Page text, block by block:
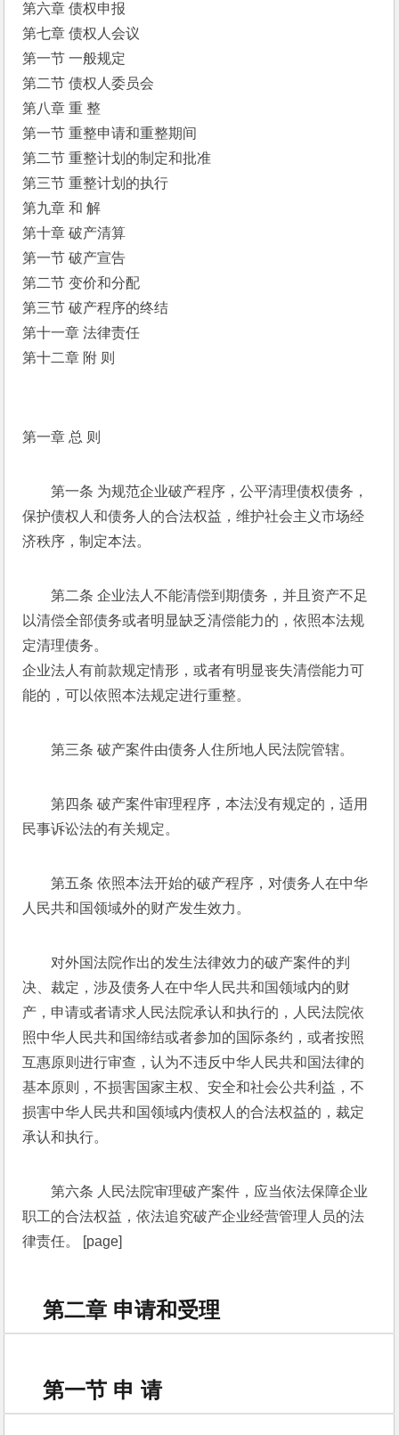
第六章 债权申报
第七章 债权人会议
第一节 一般规定
第二节 债权人委员会
第八章 重 整
第一节 重整申请和重整期间
第二节 重整计划的制定和批准
第三节 重整计划的执行
第九章 和 解
第十章 破产清算
第一节 破产宣告
第二节 变价和分配
第三节 破产程序的终结
第十一章 法律责任
第十二章 附 则
第一章 总 则
第一条 为规范企业破产程序，公平清理债权债务，
保护债权人和债务人的合法权益，维护社会主义市场经
济秩序，制定本法。
第二条 企业法人不能清偿到期债务，并且资产不足
以清偿全部债务或者明显缺乏清偿能力的，依照本法规
定清理债务。
企业法人有前款规定情形，或者有明显丧失清偿能力可
能的，可以依照本法规定进行重整。
第三条 破产案件由债务人住所地人民法院管辖。
第四条 破产案件审理程序，本法没有规定的，适用
民事诉讼法的有关规定。
第五条 依照本法开始的破产程序，对债务人在中华
人民共和国领域外的财产发生效力。
对外国法院作出的发生法律效力的破产案件的判
决、裁定，涉及债务人在中华人民共和国领域内的财
产，申请或者请求人民法院承认和执行的，人民法院依
照中华人民共和国缔结或者参加的国际条约，或者按照
互惠原则进行审查，认为不违反中华人民共和国法律的
基本原则，不损害国家主权、安全和社会公共利益，不
损害中华人民共和国领域内债权人的合法权益的，裁定
承认和执行。
第六条 人民法院审理破产案件，应当依法保障企业
职工的合法权益，依法追究破产企业经营管理人员的法
律责任。 [page]
第二章 申请和受理
第一节 申 请